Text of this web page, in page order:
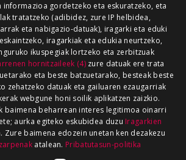
informazioa gordetzeko eta eskuratzeko, eta
tratatzeko (adibidez, zure IP helbidea,
eta nabigazio-datuak), iragarki eta eduki
iragarkiak eta edukia neurtzeko,
ikuspegiak lortzeko eta zerbitzuak
hornitzaileek (4)zure datuak ere trata
eta beste batzuetarako, besteak beste
zehatzeko datuak eta gailuaren ezaugarriak
webgune honi soilik aplikatzen zaizkio.
baimena beharrean interes legitimoa oinarri
aurka egiteko eskubidea duzu Iragarkien
Zure baimena edozein unetan ken dezakezu
atalean. Pribatutasun-politika